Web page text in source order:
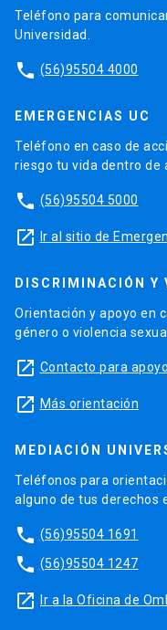
Teléfono para
Universidad.
phone (56)95504 4000
EMERGENCIAS UC
Teléfono en caso de
riesgo tu vida dentro de
phone (56)95504 5000
launch Ir al sitio de
DISCRIMINACIÓN Y
Orientación y apoyo en
género o violencia
launch Contacto para apoyo
launch Más orientación
MEDIACIÓN
Teléfonos para
alguno de tus derechos
phone (56)95504 1691
phone (56)95504 1247
launch Ir a la Oficina de